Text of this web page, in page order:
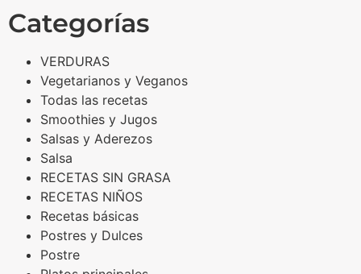
Categorías
VERDURAS
Vegetarianos y Veganos
Todas las recetas
Smoothies y Jugos
Salsas y Aderezos
Salsa
RECETAS SIN GRASA
RECETAS NIÑOS
Recetas básicas
Postres y Dulces
Postre